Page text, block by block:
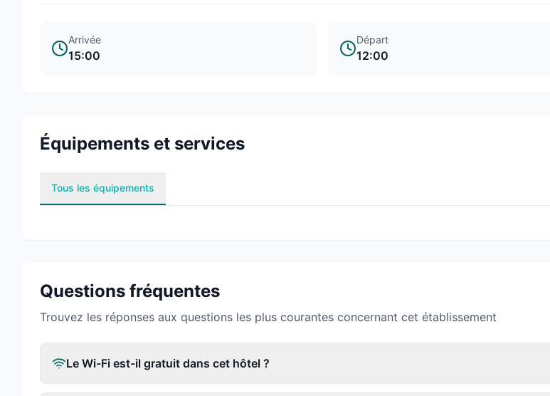
Arrivée
15:00
Départ
12:00
Équipements et services
Tous les équipements
Questions fréquentes
Trouvez les réponses aux questions les plus courantes concernant cet établissement
Le Wi-Fi est-il gratuit dans cet hôtel ?